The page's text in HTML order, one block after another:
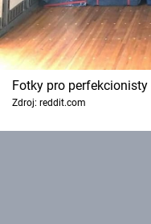
Fotky pro perfekcionisty
Zdroj: reddit.com